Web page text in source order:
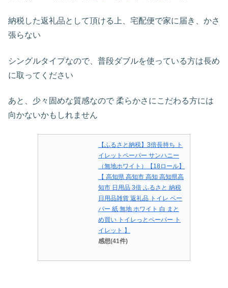
納税した返礼品として頂ける上、宅配便で家に届き、かさ
張らない
シングルタイプなので、普段ダブルを使っている方は長め
に取ってください
あと、少々固めな質感なので 柔らかさにこだわる方には
向かないかもしれません
【ふるさと納税】3倍長持ち ト
イレットペーパー サンハニー
（無地ホワイト）【18ロール】
【 高知県 高知市 高知 高知県高
知市 日用品 3倍 ふるさと 納税
日用品雑貨 返礼品 トイレ ペー
パー 紙 無地 ホワイト 白 まと
め買い トイレっとペーパー ト
イレット 】
感想(41件)